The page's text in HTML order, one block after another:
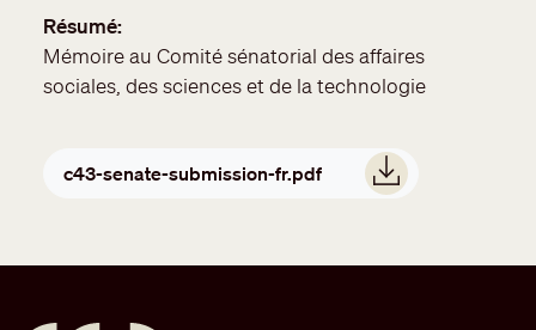
Résumé
Mémoire au Comité sénatorial des affaires
sociales, des sciences et de la technologie
c43-senate-submission-fr.pdf